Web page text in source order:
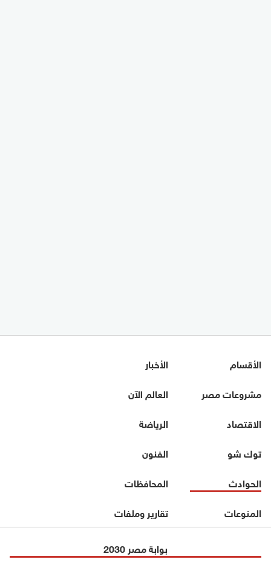
الأقسام
الأخبار
مشروعات مصر
العالم الآن
الاقتصاد
الرياضة
توك شو
الفنون
الحوادث
المحافظات
المنوعات
تقارير وملفات
بوابة مصر 2030